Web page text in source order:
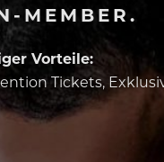
MEMBER.
Vorteile:
Tickets,